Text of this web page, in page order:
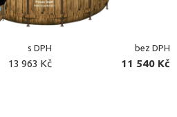
s DPH bez DPH
13 963 Kč 11 540 Kč